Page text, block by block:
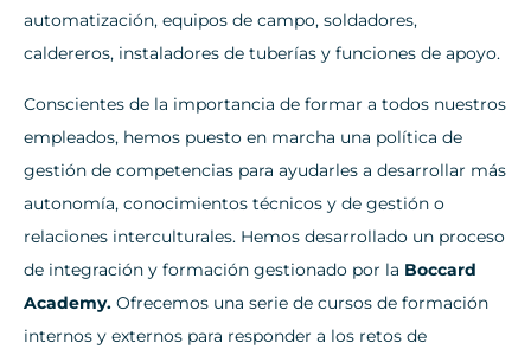
automatización, equipos de campo, soldadores,
caldereros, instaladores de tuberías y funciones de apoyo.
Conscientes de la importancia de formar a todos nuestros
empleados, hemos puesto en marcha una política de
gestión de competencias para ayudarles a desarrollar más
autonomía, conocimientos técnicos y de gestión o
relaciones interculturales. Hemos desarrollado un proceso
de integración y formación gestionado por la Boccard
Academy. Ofrecemos una serie de cursos de formación
internos y externos para responder a los retos de